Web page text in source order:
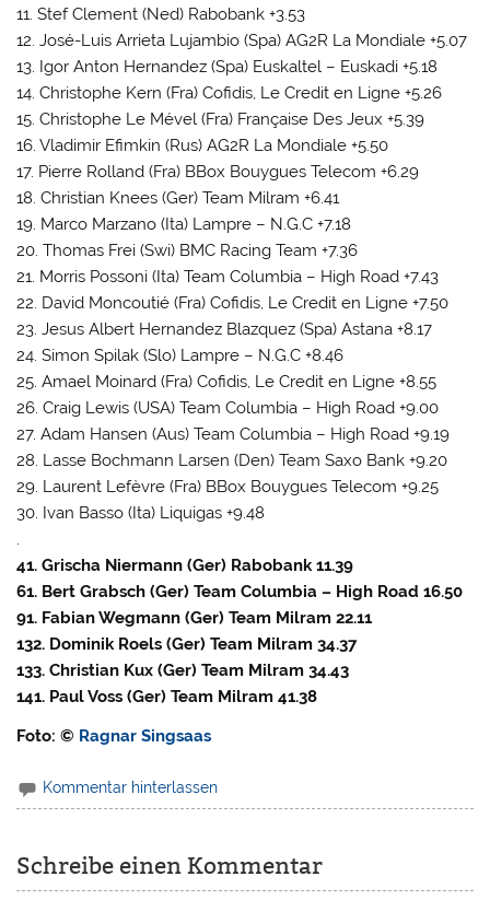
11. Stef Clement (Ned) Rabobank +3.53
12. José-Luis Arrieta Lujambio (Spa) AG2R La Mondiale +5.07
13. Igor Anton Hernandez (Spa) Euskaltel – Euskadi +5.18
14. Christophe Kern (Fra) Cofidis, Le Credit en Ligne +5.26
15. Christophe Le Mével (Fra) Française Des Jeux +5.39
16. Vladimir Efimkin (Rus) AG2R La Mondiale +5.50
17. Pierre Rolland (Fra) BBox Bouygues Telecom +6.29
18. Christian Knees (Ger) Team Milram +6.41
19. Marco Marzano (Ita) Lampre – N.G.C +7.18
20. Thomas Frei (Swi) BMC Racing Team +7.36
21. Morris Possoni (Ita) Team Columbia – High Road +7.43
22. David Moncoutié (Fra) Cofidis, Le Credit en Ligne +7.50
23. Jesus Albert Hernandez Blazquez (Spa) Astana +8.17
24. Simon Spilak (Slo) Lampre – N.G.C +8.46
25. Amael Moinard (Fra) Cofidis, Le Credit en Ligne +8.55
26. Craig Lewis (USA) Team Columbia – High Road +9.00
27. Adam Hansen (Aus) Team Columbia – High Road +9.19
28. Lasse Bochmann Larsen (Den) Team Saxo Bank +9.20
29. Laurent Lefèvre (Fra) BBox Bouygues Telecom +9.25
30. Ivan Basso (Ita) Liquigas +9.48
.
41. Grischa Niermann (Ger) Rabobank 11.39
61. Bert Grabsch (Ger) Team Columbia – High Road 16.50
91. Fabian Wegmann (Ger) Team Milram 22.11
132. Dominik Roels (Ger) Team Milram 34.37
133. Christian Kux (Ger) Team Milram 34.43
141. Paul Voss (Ger) Team Milram 41.38
Foto: © Ragnar Singsaas
Kommentar hinterlassen
Schreibe einen Kommentar